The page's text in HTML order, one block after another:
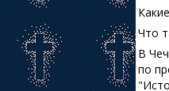
Что
В
по